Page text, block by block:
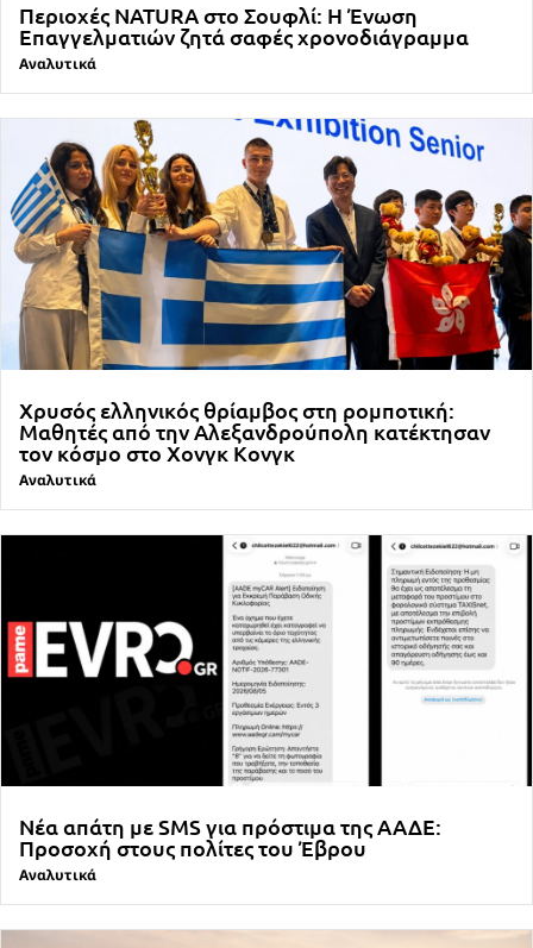
Περιοχές NATURA στο Σουφλί: Η Ένωση
Επαγγελματιών ζητά σαφές χρονοδιάγραμμα
Αναλυτικά
Χρυσός ελληνικός θρίαμβος στη ρομποτική:
Μαθητές από την Αλεξανδρούπολη κατέκτησαν
τον κόσμο στο Χονγκ Κονγκ
Αναλυτικά
Νέα απάτη με SMS για πρόστιμα της ΑΑΔΕ:
Προσοχή στους πολίτες του Έβρου
Αναλυτικά